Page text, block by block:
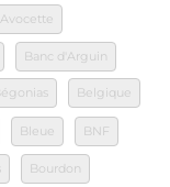
Avocette
Banc d'Arguin
Belgique
Bleue BNF
Bourdon